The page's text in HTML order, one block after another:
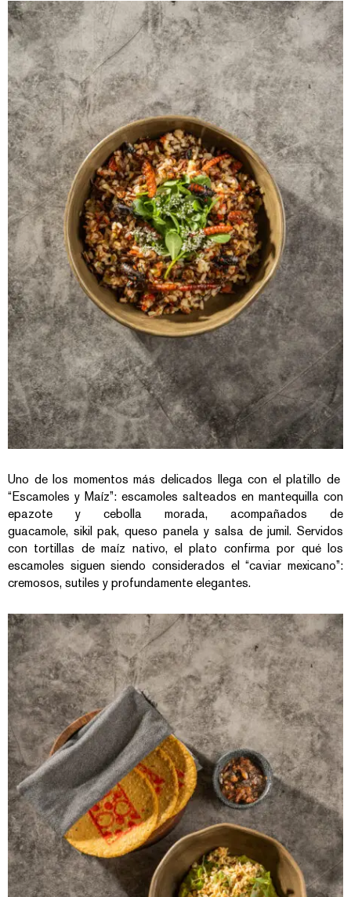
Uno de los momentos más delicados llega con el platillo de
“Escamoles y Maíz”: escamoles salteados en mantequilla con
epazote y cebolla morada, acompañados de
guacamole, sikil pak, queso panela y salsa de jumil. Servidos
con tortillas de maíz nativo, el plato confirma por qué los
escamoles siguen siendo considerados el “caviar mexicano”:
cremosos, sutiles y profundamente elegantes.